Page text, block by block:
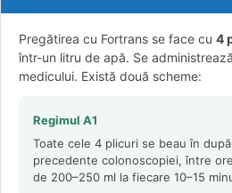
Pregătirea cu Fortrans se face cu 4
într-un litru de apă. Se
medicului. Există două scheme:
Regimul A1
Toate cele 4 plicuri se beau în
precedente colonoscopiei, între
de 200–250 ml la fiecare 10–15